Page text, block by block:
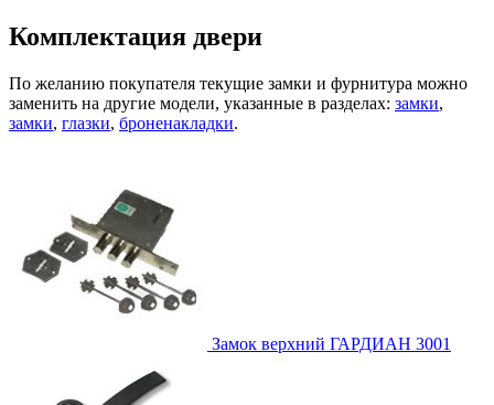
Комплектация двери
По желанию покупателя текущие замки и фурнитура можно
заменить на другие модели, указанные в разделах: замки,
замки, глазки, броненакладки.
Замок верхний ГАРДИАН 3001